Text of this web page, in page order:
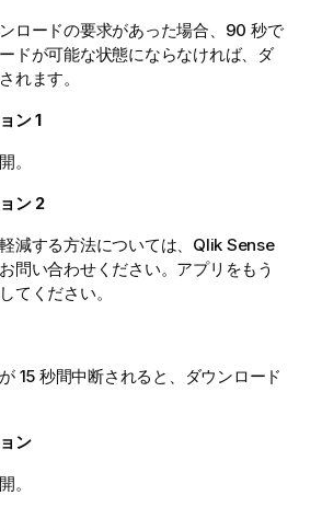
ロードの要求があった場合、90 秒で
ドが可能な状態にならなければ、ダ
れます。
ン1
。
ン 2
減する方法については、 Qlik Sense
問い合わせください。アプリをもう
てください。
15 秒間中断されると、ダウンロード
ン
。